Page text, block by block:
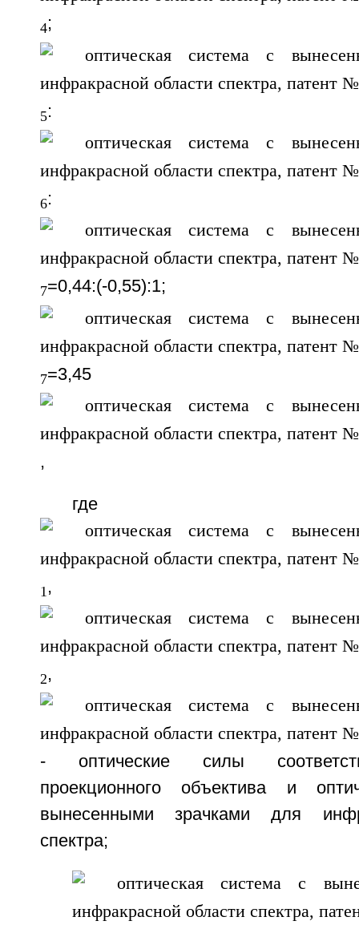
4;
5:
6:
7=0,44:(-0,55):1;
7=3,45
,
где
1,
2,
- оптические силы
проекционного объектива и
вынесенными зрачками для
спектра;